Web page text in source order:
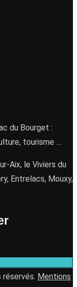
du Bourget :
tourisme …
Aix, le Viviers du
Entrelacs, Mouxy,
Mentions